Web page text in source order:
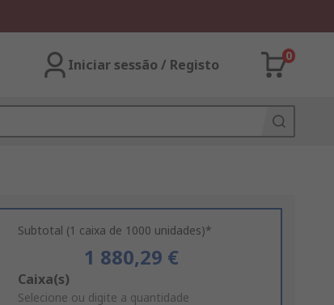
Iniciar sessão / Registo
0
Subtotal (1 caixa de 1000 unidades)*
1 880,29 €
Add
to
Caixa(s)
Selecione ou digite a quantidade